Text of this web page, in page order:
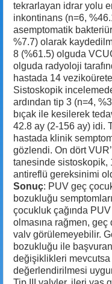
tekrarlayan idrar yolu
inkontinans (n=6,
asemptomatik
%7.7) olarak
8 (%61.5) olguda
olguda radyoloji
hastada 14
Sistoskopik
ardından tip 3 (n=4,
bıçak ile kesilerek
42.8 ay (2-156 ay) idi.
hastada klinik
gözlendi. On dört
tanesinde sistoskopik,
antireflü gereksinimi
Sonuç: PUV geç
bozukluğu
çocukluk çağında
olmasına rağmen,
valv görülemeyebilir.
bozukluğu ile
değişiklikleri mevcutsa
değerlendirilmesi